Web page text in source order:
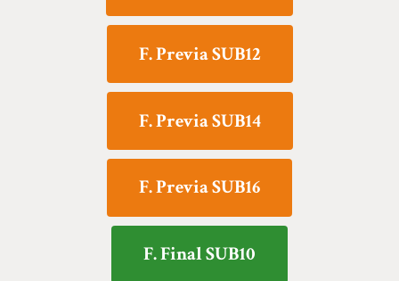
F. Previa SUB12
F. Previa SUB14
F. Previa SUB16
F. Final SUB10